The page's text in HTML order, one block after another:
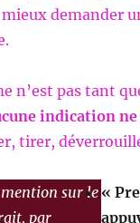
demander
n’est pas tant
indication
tirer,
sur le
par
«